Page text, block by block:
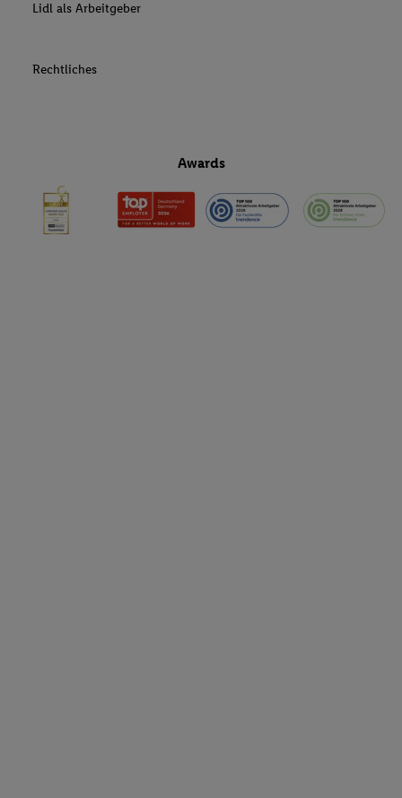
Lidl als Arbeitgeber
Rechtliches
Awards